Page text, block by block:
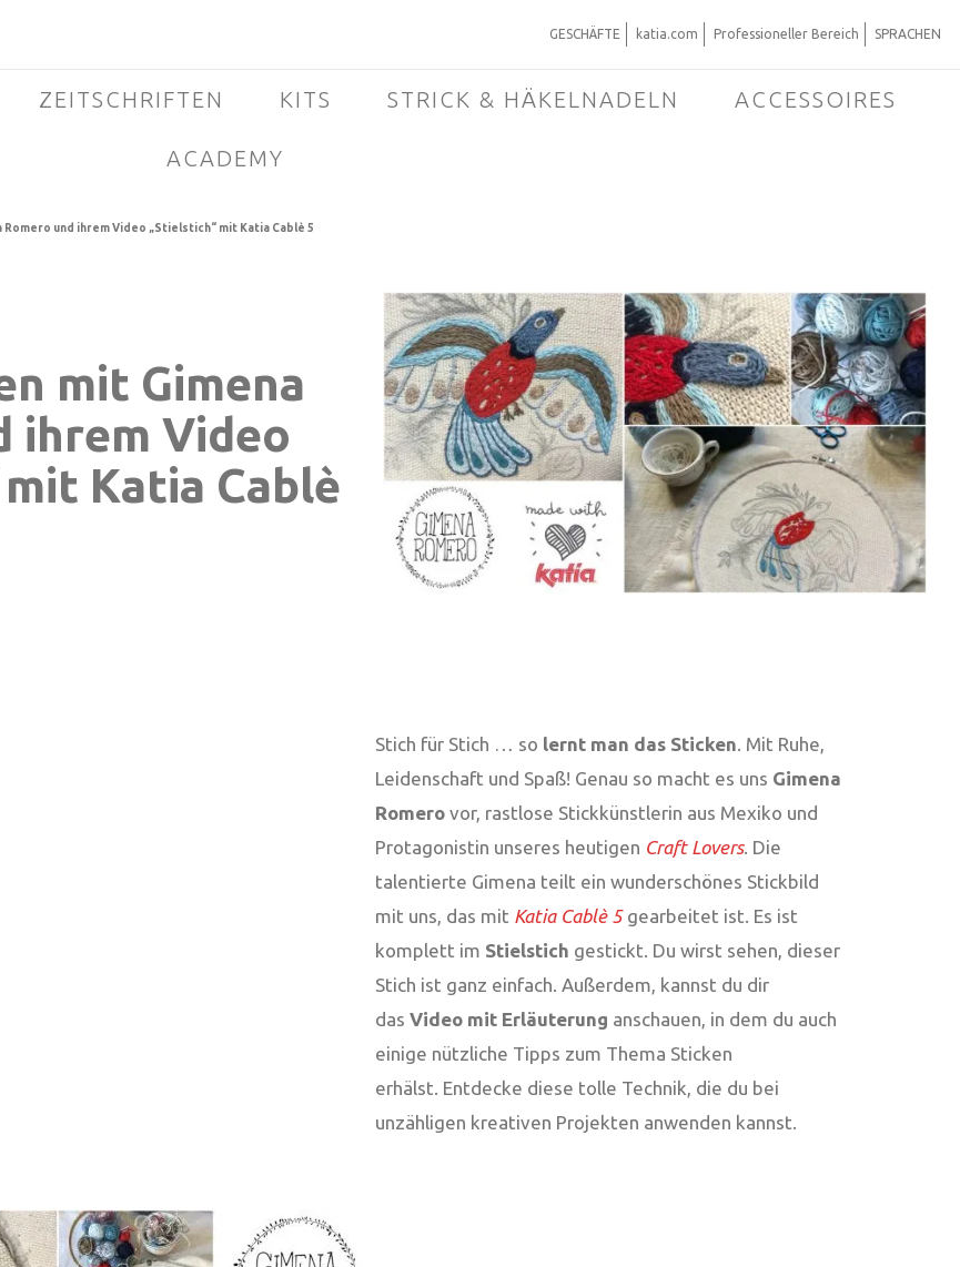
GESCHÄFTE katia.com Professioneller Bereich SPRACHEN
ZEITSCHRIFTEN KITS STRICK & HÄKELNADELN ACCESSOIRES
ACADEMY
Romero und ihrem Video „Stielstich“ mit Katia Cablè 5
mit Gimena
ihrem Video
Katia Cablè
Stich für Stich … so lernt man das Sticken. Mit Ruhe,
Leidenschaft und Spaß! Genau so macht es uns Gimena
Romero vor, rastlose Stickkünstlerin aus Mexiko und
Protagonistin unseres heutigen Craft Lovers. Die
talentierte Gimena teilt ein wunderschönes Stickbild
mit uns, das mit Katia Cablè 5gearbeitet ist. Es ist
komplett im Stielstich gestickt. Du wirst sehen, dieser
Stich ist ganz einfach. Außerdem, kannst du dir
dasVideo mit Erläuterung anschauen, in dem du auch
einige nützliche Tipps zum Thema Sticken
erhälst. Entdecke diese tolle Technik, die du bei
unzähligen kreativen Projekten anwenden kannst.